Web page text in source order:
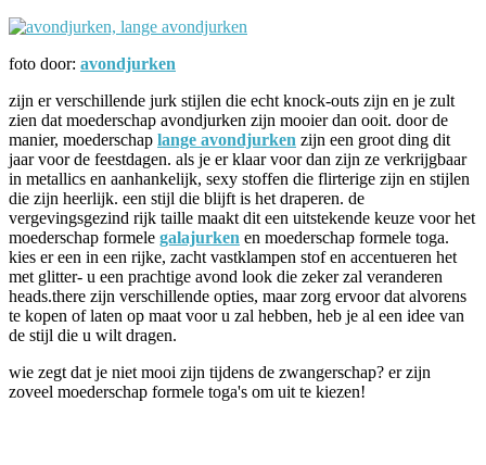
foto door: avondjurken
zijn er verschillende jurk stijlen die echt knock-outs zijn en je zult
zien dat moederschap avondjurken zijn mooier dan ooit. door de
manier, moederschap lange avondjurken zijn een groot ding dit
jaar voor de feestdagen. als je er klaar voor dan zijn ze verkrijgbaar
in metallics en aanhankelijk, sexy stoffen die flirterige zijn en stijlen
die zijn heerlijk. een stijl die blijft is het draperen. de
vergevingsgezind rijk taille maakt dit een uitstekende keuze voor het
moederschap formele galajurken en moederschap formele toga.
kies er een in een rijke, zacht vastklampen stof en accentueren het
met glitter- u een prachtige avond look die zeker zal veranderen
heads.there zijn verschillende opties, maar zorg ervoor dat alvorens
te kopen of laten op maat voor u zal hebben, heb je al een idee van
de stijl die u wilt dragen.
wie zegt dat je niet mooi zijn tijdens de zwangerschap? er zijn
zoveel moederschap formele toga's om uit te kiezen!